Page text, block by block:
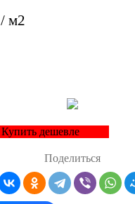
/ м2
Купить дешевле
Поделиться